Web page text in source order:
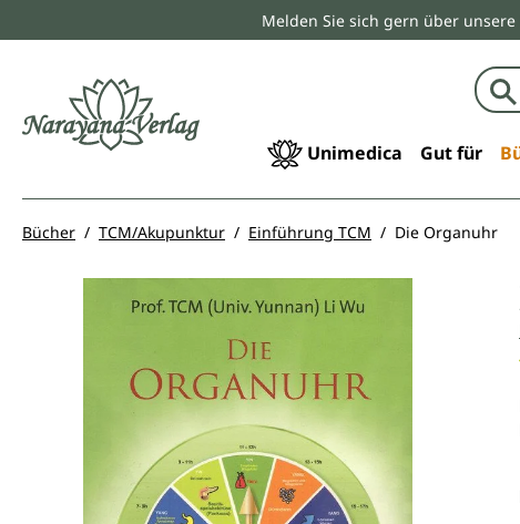
Zur Hauptnavigation springenMelden Sie sich gern über
Unimedica Gut für
Bücher TCM/Akupunktur Einführung TCM Die Organuhr